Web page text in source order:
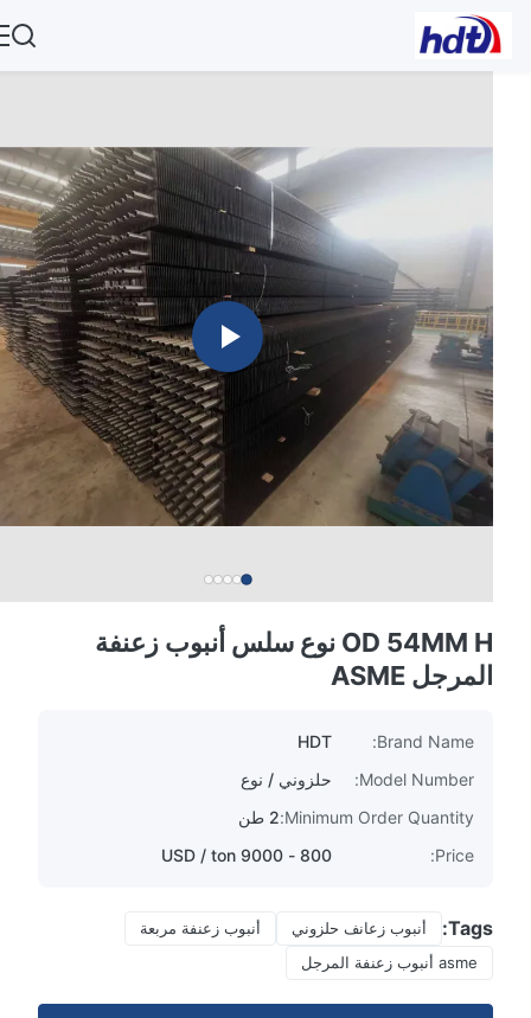
OD 54MM H نوع سلس أنبوب زعنفة
المرجل ASME
Brand Name:
Model Number:
حلزوني / نوع
Minimum Order Quantity: 2 طن
Price:
Tags: أنبوب زعانف حلزوني
أنبوب زعنفة مربعة